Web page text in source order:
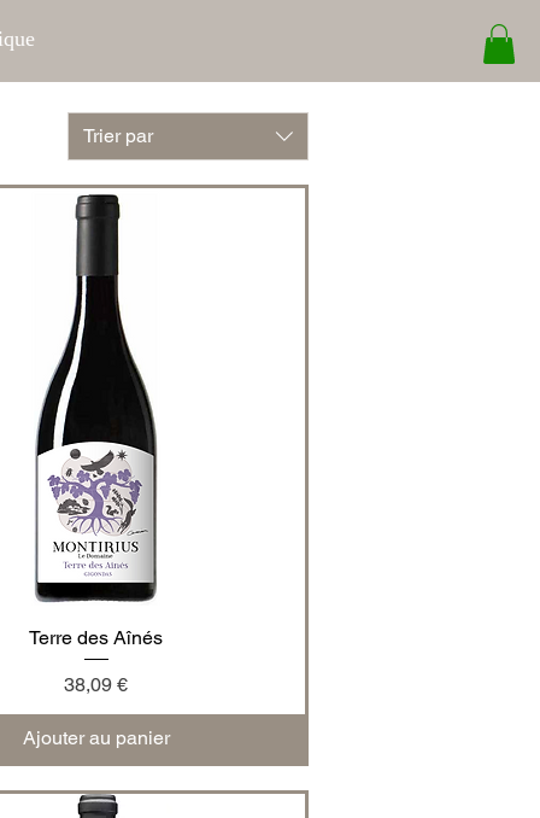
Trier par
Aperçu rapide
Terre des Aînés
Prix
38,09 €
Ajouter au panier